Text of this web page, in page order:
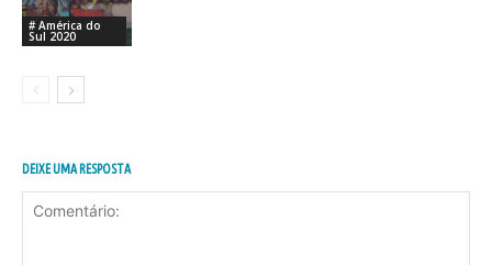
# América do
Sul 2020
DEIXE UMA RESPOSTA